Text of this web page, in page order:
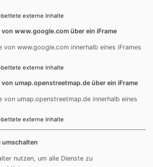
Praetorius
über unser Pfarramt unter der
0731-719292.
nach Vereinbarung
externe Inhalte
www.google.com über ein iFrame
von www.google.com innerhalb eines iFrames
externe Inhalte
umap.openstreetmap.de über ein iFrame
von umap.openstreetmap.de innerhalb eines
externe Inhalte
umschalten
nutzen, um alle Dienste zu